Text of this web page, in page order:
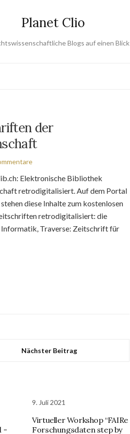
Planet Clio
Blogs auf einen Blick
der
Elektronische Bibliothek
retrodigitalisiert. Auf dem Portal
diese Inhalte zum kostenlosen
retrodigitalisiert: die
Informatik, Traverse: Zeitschrift für
Nächster Beitrag
-
9. Juli 2021
Virtueller Workshop “FAIRe
Forschungsdaten step by